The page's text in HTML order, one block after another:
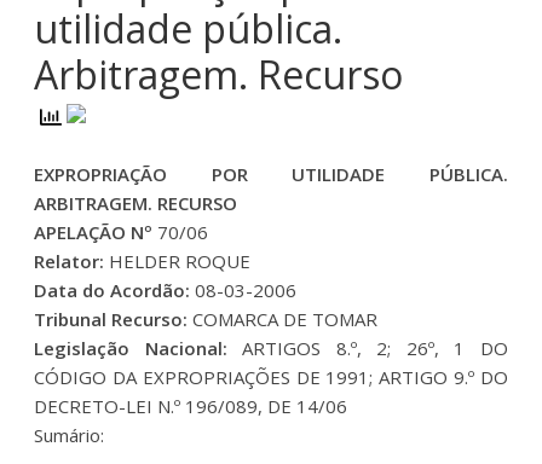
de
Coimbra
utilidade pública.
Arbitragem. Recurso
EXPROPRIAÇÃO POR UTILIDADE PÚBLICA.
ARBITRAGEM. RECURSO
APELAÇÃO Nº 70/06
Relator: HELDER ROQUE
Data do Acordão: 08-03-2006
Tribunal Recurso:COMARCA DE TOMAR
Legislação Nacional:ARTIGOS 8.º, 2; 26º, 1 DO
CÓDIGO DA EXPROPRIAÇÕES DE 1991; ARTIGO 9.º DO
DECRETO-LEI N.º 196/089, DE 14/06
Sumário: